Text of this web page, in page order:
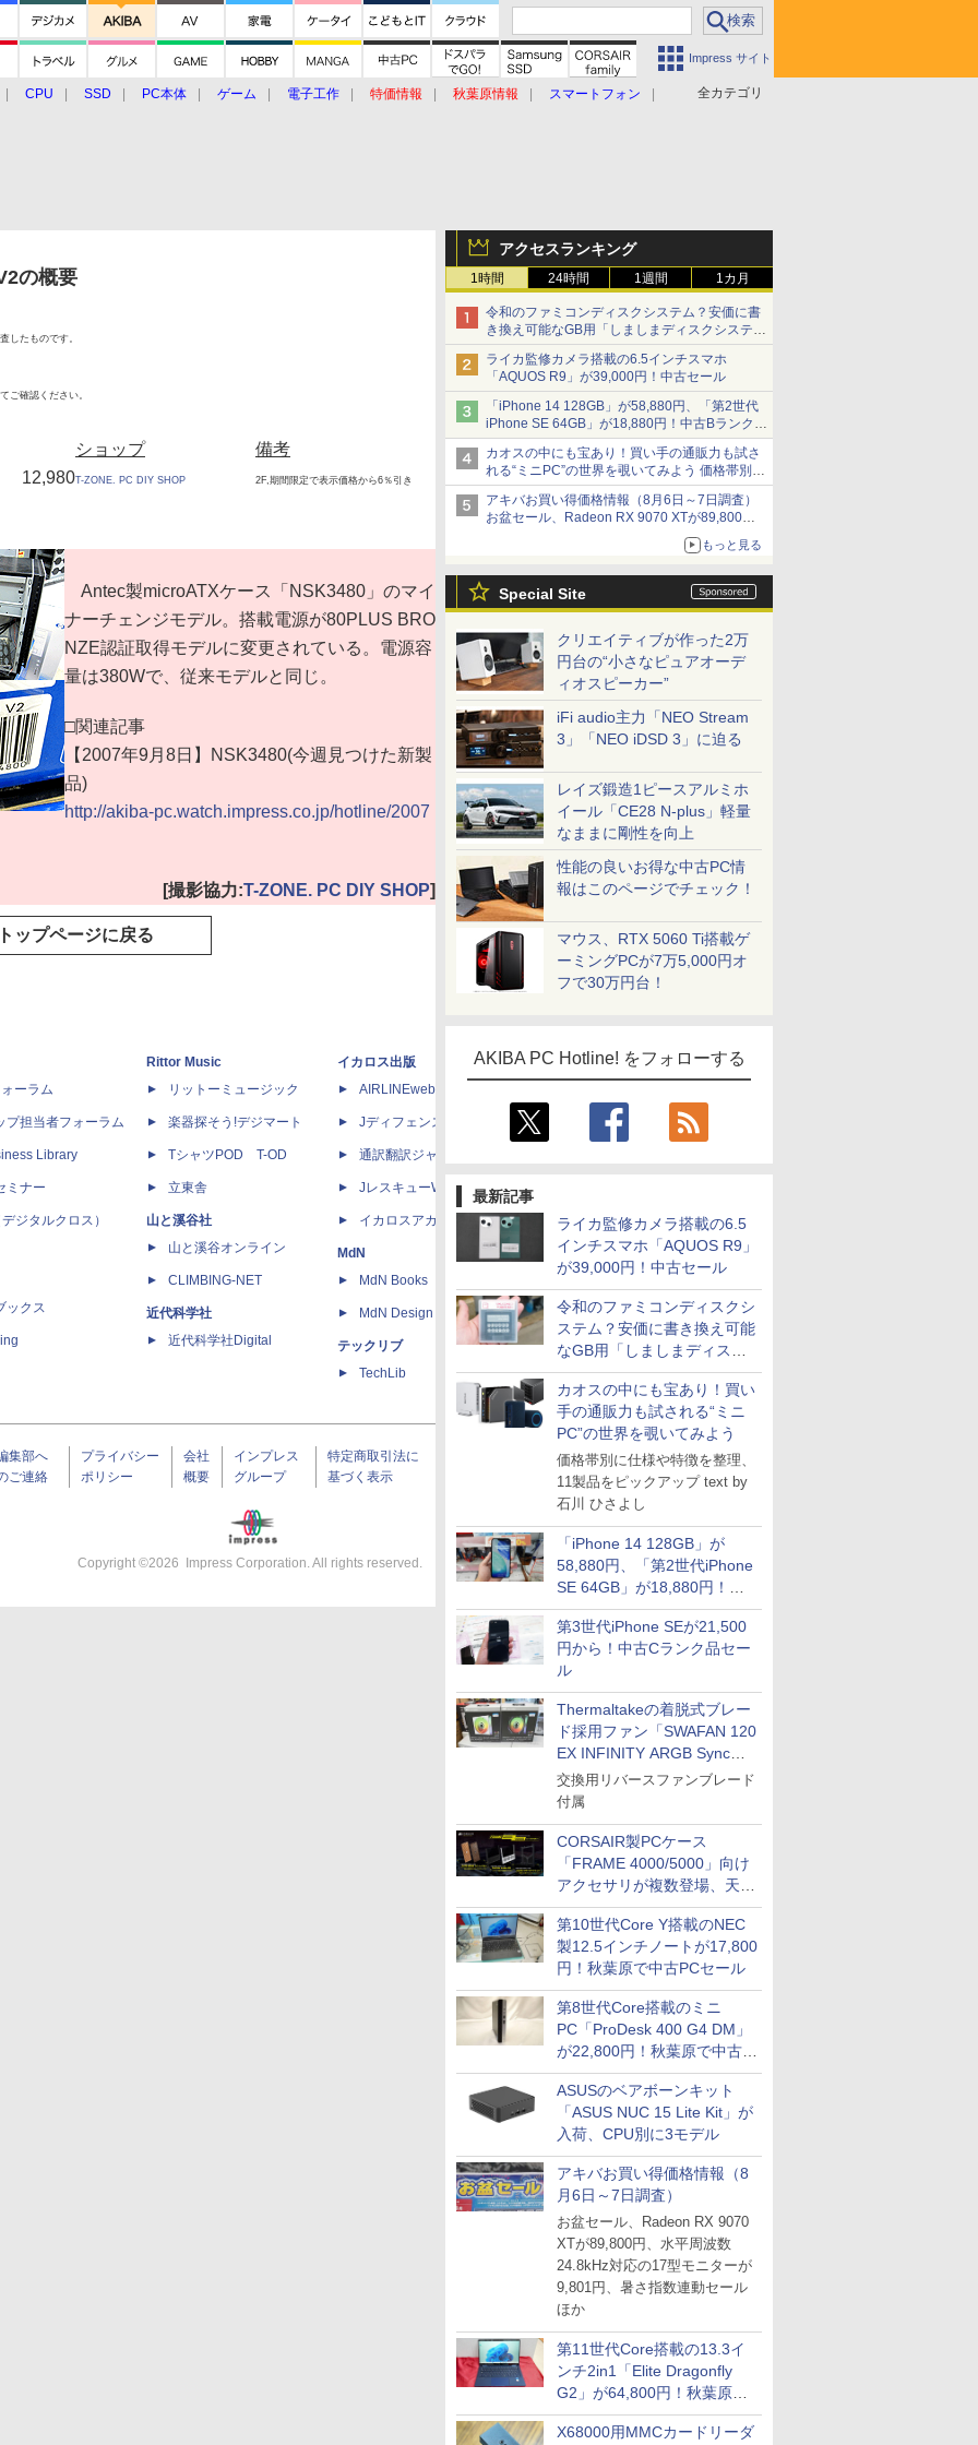
Impress サイト
全カテゴリ
CPU SSD PC本体 ゲーム 電子工作 特価情報 秋葉原情報
スマートフォン
アクセスランキング
1時間 24時間 1週間 1カ月
令和のファミコンディスクシステム？安価に書
き換え可能なGB用「しましまディスクシステ
ム」
ライカ監修カメラ搭載の6.5インチスマホ
「AQUOS R9」が39,000円！中古セール
「iPhone 14 128GB」が58,880円、「第2世代
iPhone SE 64GB」が18,880円！中古Bランク品
セール
カオスの中にも宝あり！買い手の通販力も試さ
れる“ミニPC”の世界を覗いてみよう 価格帯別に
仕様や特徴を整理、11製品をピックアップ text
by 石川 ひさよし
アキバお買い得価格情報（8月6日～7日調査）
お盆セール、Radeon RX 9070 XTが89,800
円、水平周波数24.8kHz対応の17型モニターが
9,801円、暑さ指数連動セール ほか
もっと見る
Special Site
クリエイティブが作った2万
円台の“小さなピュアオーデ
ィオスピーカー”
iFi audio主力「NEO Stream
3」「NEO iDSD 3」に迫る
レイズ鍛造1ピースアルミホ
イール「CE28 N-plus」軽量
なままに剛性を向上
性能の良いお得な中古PC情
報はこのページでチェック！
マウス、RTX 5060 Ti搭載ゲ
ーミングPCが7万5,000円オ
フで30万円台！
AKIBA PC Hotline! をフォローする
最新記事
ライカ監修カメラ搭載の6.5
インチスマホ「AQUOS R9」
が39,000円！中古セール
令和のファミコンディスクシ
ステム？安価に書き換え可能
なGB用「しましまディスク
システム」
カオスの中にも宝あり！買い
手の通販力も試される“ミニ
PC”の世界を覗いてみよう
価格帯別に仕様や特徴を整理、
11製品をピックアップ text by
石川 ひさよし
「iPhone 14 128GB」が
58,880円、「第2世代iPhone
SE 64GB」が18,880円！中
古Bランク品セール
第3世代iPhone SEが21,500
円から！中古Cランク品セー
ル
Thermaltakeの着脱式ブレー
ド採用ファン「SWAFAN 120
EX INFINITY ARGB Sync」
に単品パッケージ
交換用リバースファンブレード
付属
CORSAIR製PCケース
「FRAME 4000/5000」向け
アクセサリが複数登場、天然
木製パネルや背面コネクタ対
応トレイなど
第10世代Core Y搭載のNEC
製12.5インチノートが17,800
円！秋葉原で中古PCセール
第8世代Core搭載のミニ
PC「ProDesk 400 G4 DM」
が22,800円！秋葉原で中古
PCセール
ASUSのベアボーンキット
「ASUS NUC 15 Lite Kit」が
入荷、CPU別に3モデル
アキバお買い得価格情報（8
月6日～7日調査）
お盆セール、Radeon RX 9070
XTが89,800円、水平周波数
24.8kHz対応の17型モニターが
9,801円、暑さ指数連動セール
ほか
第11世代Core搭載の13.3イ
ンチ2in1「Elite Dragonfly
G2」が64,800円！秋葉原で
中古PCセール
X68000用MMCカードリーダ
の概要
したものです。
ご確認ください。
ショップ
備考
12,980T-ZONE. PC DIY SHOP 2F,期間限定で表示価格から6％引き
Antec製microATXケース「NSK3480」のマイ
ナーチェンジモデル。搭載電源が80PLUS BRO
NZE認証取得モデルに変更されている。電源容
量は380Wで、従来モデルと同じ。
□関連記事
【2007年9月8日】NSK3480(今週見つけた新製
品)
http://akiba-pc.watch.impress.co.jp/hotline/2007
[撮影協力:T-ZONE. PC DIY SHOP]
トップページに戻る
ーラム
プ担当者フォーラム
Library
ミナー
ジタルクロス）
ックス
Rittor Music
リットーミュージック
楽器探そう!デジマート
TシャツPOD T-OD
立東舎
山と溪谷社
山と溪谷オンライン
CLIMBING-NET
近代科学社
近代科学社Digital
イカロス出版
AIRLINEweb
Jディフェンスニュース
通訳翻訳ジャーナル
JレスキューWeb
イカロスアカデミー
MdN
MdN Books
MdN Design Interactive
テックリブ
TechLib
ICE
Comic curea
PUBFUN
パブファンセルフ
IPGネットワーク
TシャツPOD pTa.shop
カスタム写真集POD fabli
Impress Group Publication Informa
tion
集部へ
ご連絡
プライバシー
ポリシー
会社
概要
インプレス
グループ
特定商取引法に
基づく表示
Copyright ©2026 Impress Corporation. All rights reserved.